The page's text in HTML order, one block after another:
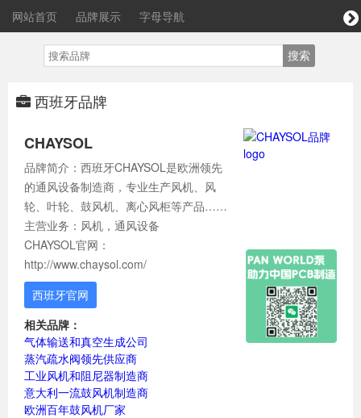
网站首页 品牌展示 字母导航
西班牙品牌
CHAYSOL
品牌简介：西班牙CHAYSOL是欧洲领先
的通风设备制造商，专业生产风机、风
轮、叶轮、鼓风机、离心风柜等产品……
主营业务：风机，通风设备
CHAYSOL官网：
http://www.chaysol.com/
西班牙官网
相关品牌：
气体输送和真空生成公司
蒸汽疏水阀领先供应商
工业风机和阻尼器制造商
意大利一流鼓风机制造商
欧洲百年鼓风机厂家